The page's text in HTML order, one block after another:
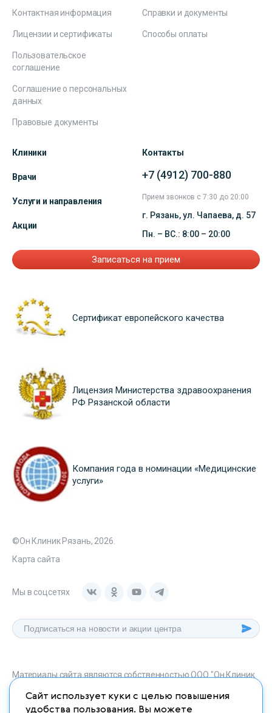
Контактная информация
Лицензии и сертификаты
Пользовательское
соглашение
Соглашение о персональных
данных
Правовые документы
Справки и документы
Способы оплаты
Клиники
Врачи
Услуги и направления
Акции
Контакты
+7 (4912) 700-880
Прием звонков с 7:30 до 20:00
г. Рязань, ул. Чапаева, д. 57
Пн. – ВС.: 8:00 – 20:00
Записаться на прием
Сертификат европейского качества
Лицензия Министерства здравоохранения
РФ Рязанской области
Компания года в номинации «Медицинские
услуги»
©Он Клиник Рязань, 2026.
Карта сайта
Мы в соцсетях
Материалы сайта являются собственностью ООО "Он Клиник
onclinic-ryazan.ru запрещено в соответствии со статьей 1259
Сайт использует куки с целью повышения
удобства пользования. Вы можете